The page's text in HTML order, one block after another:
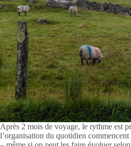
Après 2 mois de voyage, le rythme est
l’organisation du quotidien commencent